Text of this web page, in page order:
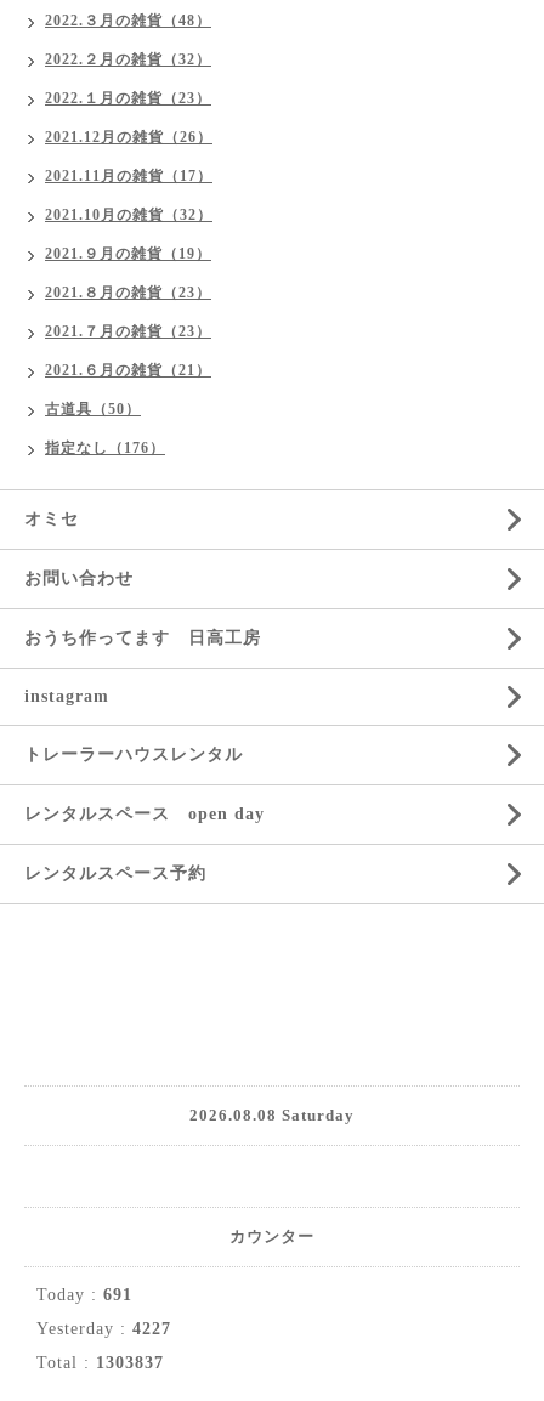
2022.３月の雑貨（48）
2022.２月の雑貨（32）
2022.１月の雑貨（23）
2021.12月の雑貨（26）
2021.11月の雑貨（17）
2021.10月の雑貨（32）
2021.９月の雑貨（19）
2021.８月の雑貨（23）
2021.７月の雑貨（23）
2021.６月の雑貨（21）
古道具（50）
指定なし（176）
オミセ
お問い合わせ
おうち作ってます 日高工房
instagram
トレーラーハウスレンタル
レンタルスペース open day
レンタルスペース予約
2026.08.08 Saturday
カウンター
Today : 691
Yesterday : 4227
Total : 1303837